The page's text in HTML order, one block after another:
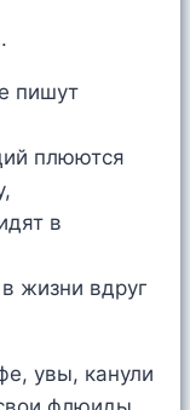
пишут
плюются
в
жизни вдруг
увы, канули